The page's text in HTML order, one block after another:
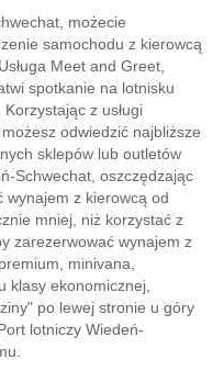
możecie
samochodu z kierowcą
Meet and Greet,
spotkanie na lotnisku
z usługi
odwiedzić najbliższe
sklepów lub outletów
Schwechat, oszczędzając
wynajem z kierowcą od
mniej, niż korzystać z
zarezerwować wynajem z
minivana,
klasy ekonomicznej,
po lewej stronie u góry
lotniczy Wiedeń-